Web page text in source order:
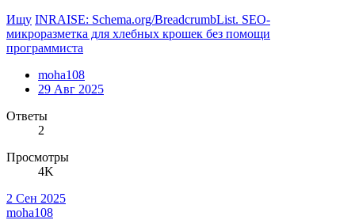
Ищу INRAISE: Schema.org/BreadcrumbList. SEO-
микроразметка для хлебных крошек без помощи
программиста
moha108
29 Авг 2025
Ответы
2
Просмотры
4K
2 Сен 2025
moha108